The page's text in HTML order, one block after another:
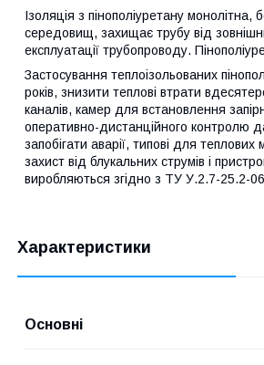
Ізоляція з пінополіуретану
середовищ, захищає трубу від
експлуатації трубопроводу.
Застосування теплоізольованих
років, знизити теплові втрати
каналів, камер для встановлення
оперативно-дистанційного контролю
запобігати аварії, типові для
захист від блукальних струмів і
виробляються згідно з ТУ У.2.7-25.2-
Характеристики
Основні